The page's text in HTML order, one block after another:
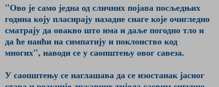
"Ово је само једна од сличних појава посљедњих
година коју пласирају назадне снаге које очигледно
сматрају да овакво што има и даље погодно тло и
да ће наићи на симпатију и поклонство код
многих", наводи се у саопштењу овог савеза.
У саопштењу се наглашава да се изостанак јасног